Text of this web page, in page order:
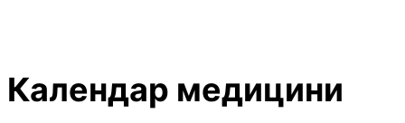
Календар медицини